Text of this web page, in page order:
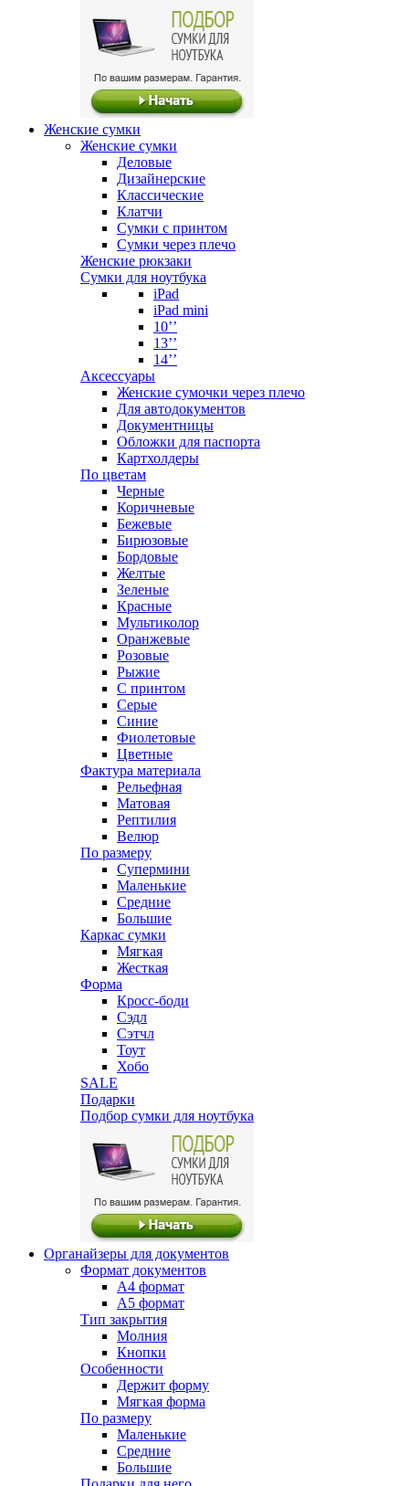
Женские сумки
Женские сумки
Деловые
Дизайнерские
Классические
Клатчи
Сумки с принтом
Сумки через плечо
Женские рюкзаки
Сумки для ноутбука
iPad
iPad mini
10’’
13’’
14’’
Аксессуары
Женские сумочки через плечо
Для автодокументов
Документницы
Обложки для паспорта
Картхолдеры
По цветам
Черные
Коричневые
Бежевые
Бирюзовые
Бордовые
Желтые
Зеленые
Красные
Мультиколор
Оранжевые
Розовые
Рыжие
С принтом
Серые
Синие
Фиолетовые
Цветные
Фактура материала
Рельефная
Матовая
Рептилия
Велюр
По размеру
Супермини
Маленькие
Средние
Большие
Каркас сумки
Мягкая
Жесткая
Форма
Кросс-боди
Сэдл
Сэтчл
Тоут
Хобо
SALE
Подарки
Подбор сумки для ноутбука
Органайзеры для документов
Формат документов
А4 формат
А5 формат
Тип закрытия
Молния
Кнопки
Особенности
Держит форму
Мягкая форма
По размеру
Маленькие
Средние
Большие